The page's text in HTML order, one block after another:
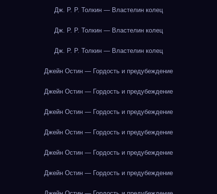
Дж. Р. Р. Толкин — Властелин колец
Дж. Р. Р. Толкин — Властелин колец
Дж. Р. Р. Толкин — Властелин колец
Джейн Остин — Гордость и предубеждение
Джейн Остин — Гордость и предубеждение
Джейн Остин — Гордость и предубеждение
Джейн Остин — Гордость и предубеждение
Джейн Остин — Гордость и предубеждение
Джейн Остин — Гордость и предубеждение